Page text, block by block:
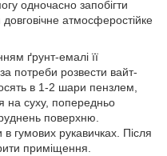
одночасно запобігти
довговічне атмосферостійке
ґрунт-емалі її
потреби розвести вайт-
в 1-2 шари пензлем,
на суху, попередньо
поверхню.
гумових рукавичках. Після
приміщення.